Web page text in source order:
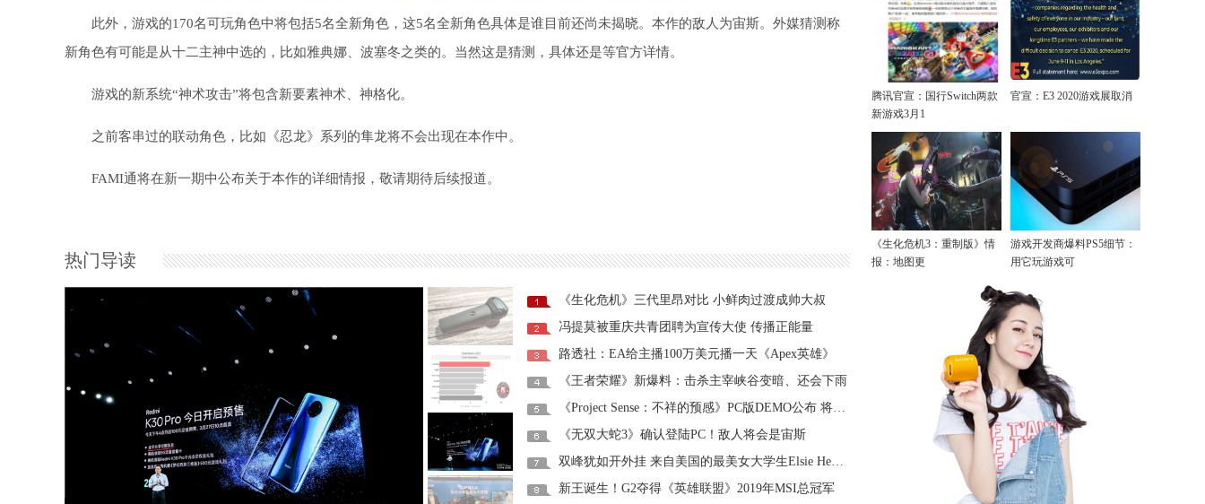
此外，游戏的170名可玩角色中将包括5名全新角色，这5名全新角色具体是谁目前还尚未揭晓。本作的敌人为宙斯。外媒猜测称
新角色有可能是从十二主神中选的，比如雅典娜、波塞冬之类的。当然这是猜测，具体还是等官方详情。
游戏的新系统“神术攻击”将包含新要素神术、神格化。
之前客串过的联动角色，比如《忍龙》系列的隼龙将不会出现在本作中。
FAMI通将在新一期中公布关于本作的详细情报，敬请期待后续报道。
热门导读
《生化危机》三代里昂对比 小鲜肉过渡成帅大叔
冯提莫被重庆共青团聘为宣传大使 传播正能量
路透社：EA给主播100万美元播一天《Apex英雄》
《王者荣耀》新爆料：击杀主宰峡谷变暗、还会下雨
《Project Sense：不祥的预感》PC版DEMO公布 将登陆PSV、NS
《无双大蛇3》确认登陆PC！敌人将会是宙斯
双峰犹如开外挂 来自美国的最美女大学生Elsie Hewitt
新王诞生！G2夺得《英雄联盟》2019年MSI总冠军
腾讯官宣：国行Switch两款
新游戏3月1
官宣：E3 2020游戏展取消
《生化危机3：重制版》情
报：地图更
游戏开发商爆料PS5细节：
用它玩游戏可